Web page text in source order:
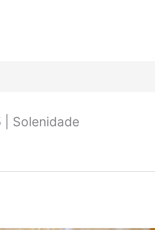
| Solenidade